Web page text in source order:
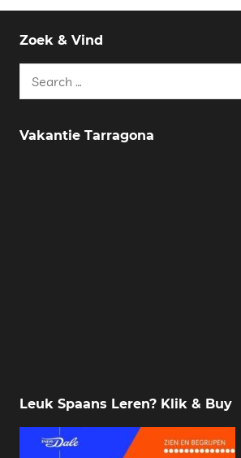
Zoek & Vind
Vakantie Tarragona
Leuk Spaans Leren? Klik & Buy